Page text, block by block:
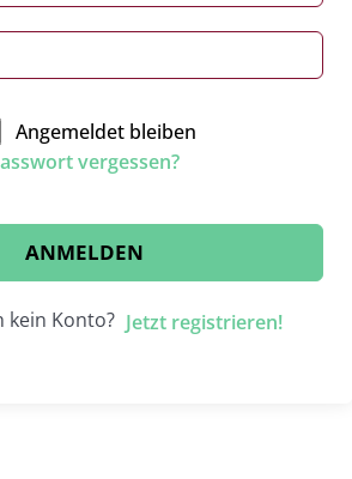
Angemeldet bleiben
vergessen?
ANMELDEN
kein Konto? Jetzt registrieren!